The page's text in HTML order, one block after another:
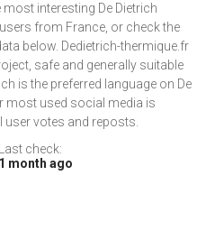
most interesting De Dietrich
from France, or check the
below. Dedietrich-thermique.fr
safe and generally suitable
is the preferred language on De
most used social media is
votes and reposts.
Last check:
1 month ago